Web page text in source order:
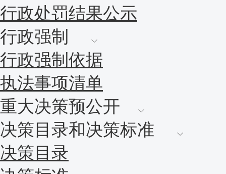
行政处罚结果公示
行政强制
行政强制依据
执法事项清单
重大决策预公开
决策目录和决策标准
决策目录